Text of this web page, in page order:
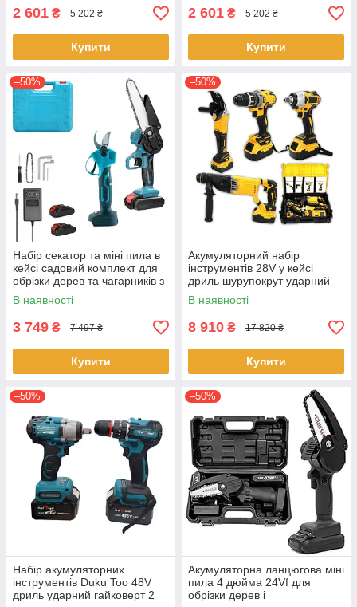
2 601 ₴ 5 202 ₴
Купити
2 601 ₴ 5 202 ₴
Купити
–50%
Набір секатор та міні пила в
кейсі садовий комплект для
обрізки дерев та чагарників з
2 акумуляторами 21 Вт Синій
з чорним
В наявності
3 749 ₴ 7 497 ₴
Купити
–50%
Акумуляторний набір
інструментів 28V у кейсі
дриль шурупокрут ударний
гайковер болгарка
перфоратор Жовто-чорний
В наявності
8 910 ₴ 17 820 ₴
Купити
–50%
Набір акумуляторних
інструментів Duku Too 48V
дриль ударний гайковерт 2
–50%
Акумуляторна ланцюгова міні
пила 4 дюйма 24Vf для
обрізки дерев і